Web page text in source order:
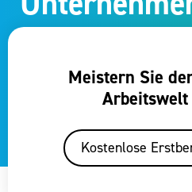
Meistern Sie
Kostenlose